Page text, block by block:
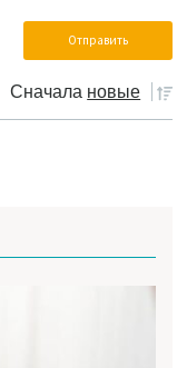
Сначала новые